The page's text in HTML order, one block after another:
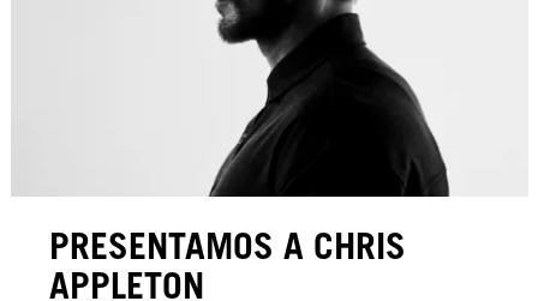
PRESENTAMOS A CHRIS
APPLETON